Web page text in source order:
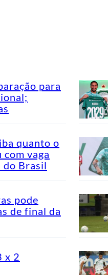
para
quanto o
vaga
do Brasil
pode
de final da
x 2